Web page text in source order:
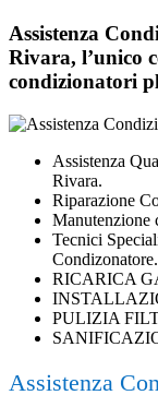
Assistenza
Rivara, l’unico
condizionatori
Assistenza
Rivara.
Riparazione
Manutenzione
Tecnici
Condizonatore.
RICARICA
PULIZIA
Assistenza